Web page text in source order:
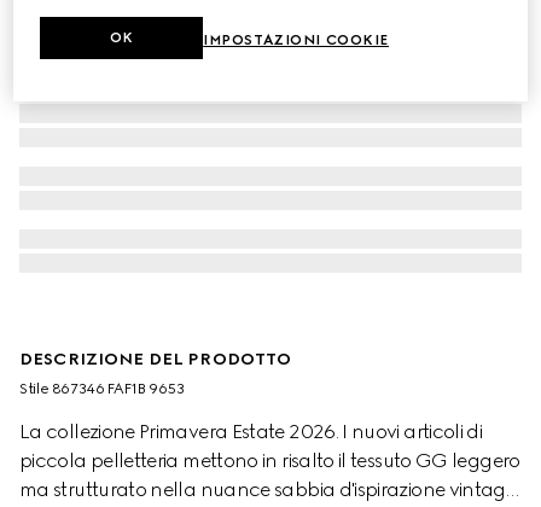
DESCRIZIONE DEL PRODOTTO
Stile ‎867346 FAF1B 9653
La collezione Primavera Estate 2026. I nuovi articoli di
piccola pelletteria mettono in risalto il tessuto GG leggero
ma strutturato nella nuance sabbia d'ispirazione vintage,
IMPOSTAZIONI COOKIE
OK